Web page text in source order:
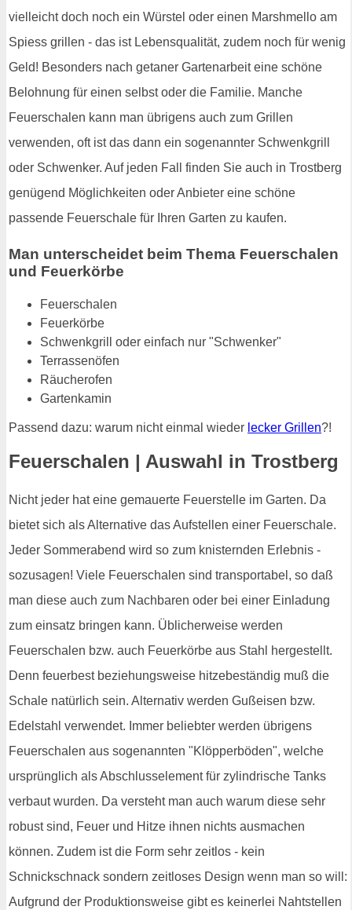
vielleicht doch noch ein Würstel oder einen Marshmello am
Spiess grillen - das ist Lebensqualität, zudem noch für wenig
Geld! Besonders nach getaner Gartenarbeit eine schöne
Belohnung für einen selbst oder die Familie. Manche
Feuerschalen kann man übrigens auch zum Grillen
verwenden, oft ist das dann ein sogenannter Schwenkgrill
oder Schwenker. Auf jeden Fall finden Sie auch in Trostberg
genügend Möglichkeiten oder Anbieter eine schöne
passende Feuerschale für Ihren Garten zu kaufen.
Man unterscheidet beim Thema Feuerschalen
und Feuerkörbe
Feuerschalen
Feuerkörbe
Schwenkgrill oder einfach nur "Schwenker"
Terrassenöfen
Räucherofen
Gartenkamin
Passend dazu: warum nicht einmal wieder lecker Grillen?!
Feuerschalen | Auswahl in Trostberg
Nicht jeder hat eine gemauerte Feuerstelle im Garten. Da
bietet sich als Alternative das Aufstellen einer Feuerschale.
Jeder Sommerabend wird so zum knisternden Erlebnis -
sozusagen! Viele Feuerschalen sind transportabel, so daß
man diese auch zum Nachbaren oder bei einer Einladung
zum einsatz bringen kann. Üblicherweise werden
Feuerschalen bzw. auch Feuerkörbe aus Stahl hergestellt.
Denn feuerbest beziehungsweise hitzebeständig muß die
Schale natürlich sein. Alternativ werden Gußeisen bzw.
Edelstahl verwendet. Immer beliebter werden übrigens
Feuerschalen aus sogenannten "Klöpperböden", welche
ursprünglich als Abschlusselement für zylindrische Tanks
verbaut wurden. Da versteht man auch warum diese sehr
robust sind, Feuer und Hitze ihnen nichts ausmachen
können. Zudem ist die Form sehr zeitlos - kein
Schnickschnack sondern zeitloses Design wenn man so will:
Aufgrund der Produktionsweise gibt es keinerlei Nahtstellen